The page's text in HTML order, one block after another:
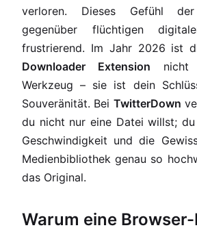
verloren. Dieses Gefühl der
gegenüber flüchtigen
frustrierend. Im Jahr 2026 ist
Downloader Extension nicht
Werkzeug – sie ist dein
Souveränität. Bei TwitterDown
du nicht nur eine Datei willst;
Geschwindigkeit und die
Medienbibliothek genau so
das Original.
Warum eine